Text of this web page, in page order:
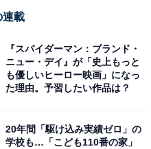
連載
『スパイダーマン：ブランド・
ニュー・デイ』が「史上もっと
も優しいヒーロー映画」になっ
た理由。予習したい作品は？
20年間「駆け込み実績ゼロ」の
学校も…「こども110番の家」